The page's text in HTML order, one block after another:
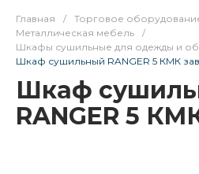
Главная / Торговое
Металлическая мебель
/
Шкафы сушильные для одежды и
Шкаф сушильный RANGER 5 КМК
Шкаф
RANGER 5